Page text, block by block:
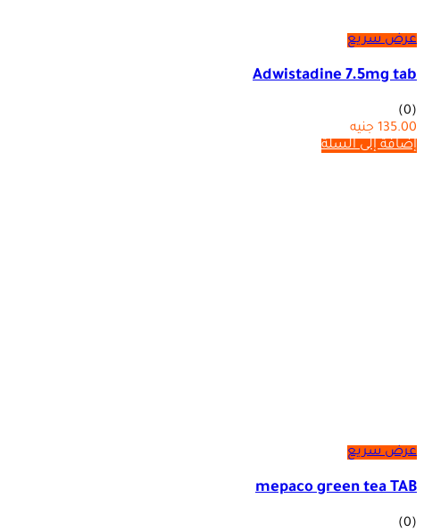
عرض سريع
Adwistadine 7.5mg tab
(0)
135.00 جنيه
إضافة إلى السلة
عرض سريع
mepaco green tea TAB
(0)